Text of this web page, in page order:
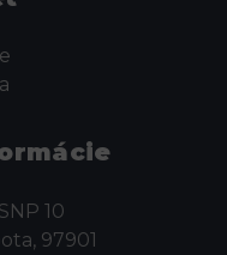
10
97901